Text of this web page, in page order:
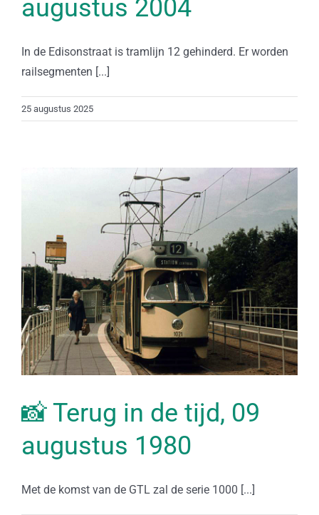
augustus 2004
In de Edisonstraat is tramlijn 12 gehinderd. Er worden
railsegmenten [...]
25 augustus 2025
📸 Terug in de tijd, 09
augustus 1980
Met de komst van de GTL zal de serie 1000 [...]